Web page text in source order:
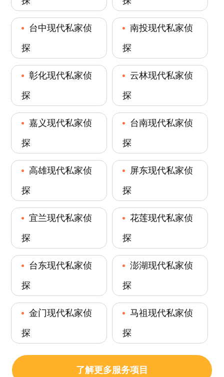
台中现代私家侦
探
南投现代私家侦
探
彰化现代私家侦
探
云林现代私家侦
探
嘉义现代私家侦
探
台南现代私家侦
探
高雄现代私家侦
探
屏东现代私家侦
探
宜兰现代私家侦
探
花莲现代私家侦
探
台东现代私家侦
探
澎湖现代私家侦
探
金门现代私家侦
探
马祖现代私家侦
探
了解更多服务项目